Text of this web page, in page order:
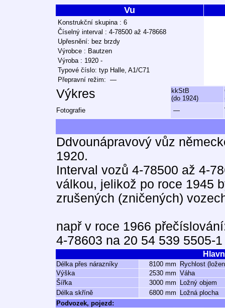
Vu
Konstrukční skupina : 6
Číselný interval : 4-78500 až 4-78668
Upřesnění: bez brzdy
Výrobce : Bautzen
Výroba : 1920 -
Typové číslo: typ Halle, A1/C71
Přepravní režim: —
Výkres
kkStB
(do 1924)
Fotografie
—
Ddvounápravový vůz
1920.
Interval vozů 4-78500 až 4-
válkou, jelikož po roce 1945
zrušených (zničených)
např v roce 1966
4-78603 na 20 54 539 5505-1
Délka přes nárazníky 8100 mm
Rychlost
Výška
2530 mm Váha
Šířka
3000 mm
Ložný objem
Délka skříně
6800 mm
Ložná plocha
Podvozek, pojezd: